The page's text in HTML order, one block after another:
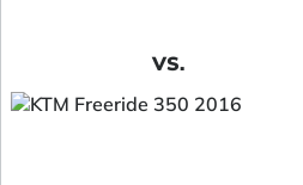
VS.